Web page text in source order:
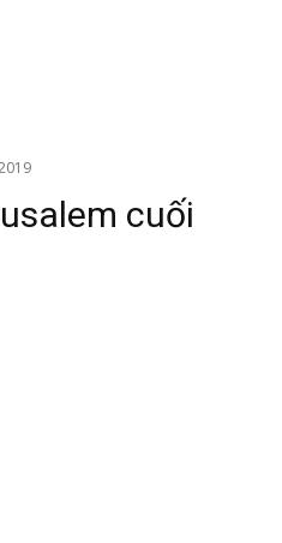
cuối